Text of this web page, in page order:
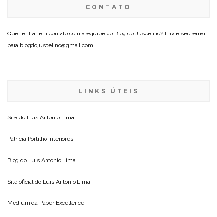
CONTATO
Quer entrar em contato com a equipe do Blog do Juscelino? Envie seu email
para blogdojuscelino@gmail.com
LINKS ÚTEIS
Site do Luis Antonio Lima
Patricia Portilho Interiores
Blog do Luis Antonio Lima
Site oficial do Luis Antonio Lima
Medium da Paper Excellence